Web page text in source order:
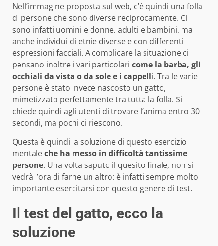
Nell’immagine proposta sul web, c’è quindi una folla
di persone che sono diverse reciprocamente. Ci
sono infatti uomini e donne, adulti e bambini, ma
anche individui di etnie diverse e con differenti
espressioni facciali. A complicare la situazione ci
pensano inoltre i vari particolari come la barba, gli
occhiali da vista o da sole e i cappelli. Tra le varie
persone è stato invece nascosto un gatto,
mimetizzato perfettamente tra tutta la folla. Si
chiede quindi agli utenti di trovare l’anima entro 30
secondi, ma pochi ci riescono.
Questa è quindi la soluzione di questo esercizio
mentaleche ha messo in difficoltà tantissime
persone. Una volta saputo il quesito finale, non si
vedrà l’ora di farne un altro: è infatti sempre molto
importante esercitarsi con questo genere di test.
Il test del gatto, ecco la
soluzione